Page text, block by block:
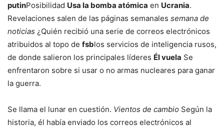
putinPosibilidad Usa la bomba atómica en Ucrania.
Revelaciones salen de las páginas semanales semana de
noticias ¿Quién recibió una serie de correos electrónicos
atribuidos al topo de fsblos servicios de inteligencia rusos,
de donde salieron los principales líderes Él vuela Se
enfrentaron sobre si usar o no armas nucleares para ganar
la guerra.
Se llama el lunar en cuestión. Vientos de cambio Según la
historia, él había enviado los correos electrónicos al